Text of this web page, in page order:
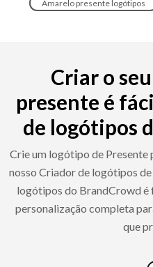
Amarelo presente logótipos
Criar o
presente é
de logótipos
Crie um logótipo de Presente
nosso Criador de logótipos
logótipos do BrandCrowd é
personalização completa
que